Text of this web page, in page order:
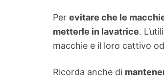
Per evitare che le
metterle in lavatrice.
macchie e il loro cattivo
Ricorda anche di